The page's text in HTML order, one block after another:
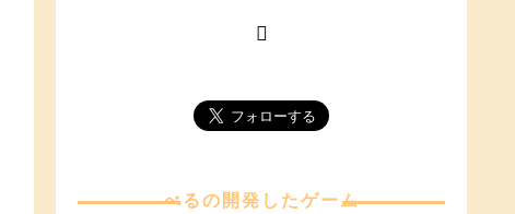
べるの開発したゲーム